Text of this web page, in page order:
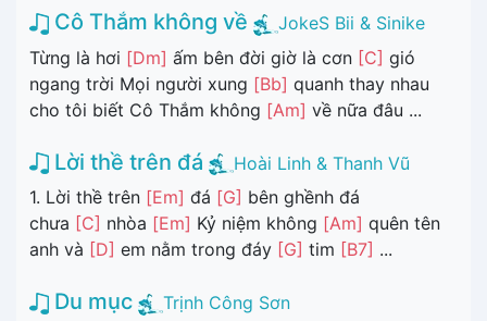
Cô Thắm không về
JokeS Bii & Sinike
Từng là hơi [Dm] ấm bên đời giờ là cơn [C] gió
ngang trời Mọi người xung [Bb] quanh thay nhau
cho tôi biết Cô Thắm không [Am] về nữa đâu ...
Lời thề trên đá
Hoài Linh & Thanh Vũ
1. Lời thề trên [Em] đá [G] bên ghềnh đá
chưa [C] nhòa [Em] Kỷ niệm không [Am] quên tên
anh và [D] em nằm trong đáy [G] tim [B7] ...
Du mục
Trịnh Công Sơn